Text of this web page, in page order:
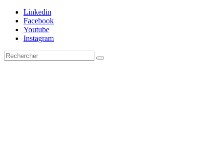
Linkedin
Facebook
Youtube
Instagram